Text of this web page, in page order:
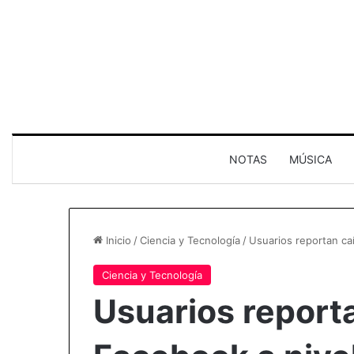
NOTAS MÚSICA
Inicio /Ciencia y Tecnología / Usuarios reportan
Ciencia y Tecnología
Usuarios